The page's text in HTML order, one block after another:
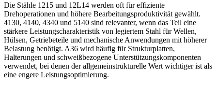
Die Stähle 1215 und 12L14 werden oft für effiziente
Drehoperationen und höhere Bearbeitungsproduktivität gewählt.
4130, 4140, 4340 und 5140 sind relevanter, wenn das Teil eine
stärkere Leistungscharakteristik von legiertem Stahl für Wellen,
Hülsen, Getriebeteile und mechanische Anwendungen mit höherer
Belastung benötigt. A36 wird häufig für Strukturplatten,
Halterungen und schweißbezogene Unterstützungskomponenten
verwendet, bei denen der allgemeinstrukturelle Wert wichtiger ist als
eine engere Leistungsoptimierung.